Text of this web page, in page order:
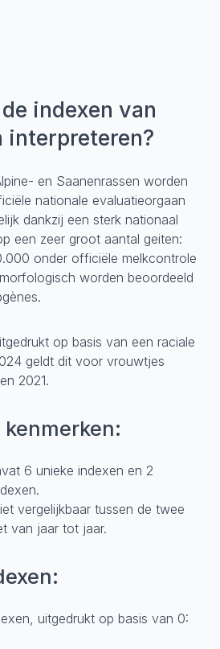
indexen van
interpreteren?
en Saanenrassen worden
nationale evaluatieorgaan
dankzij een sterk nationaal
een zeer groot aantal geiten:
onder officiële melkcontrole
worden beoordeeld
op basis van een raciale
geldt dit voor vrouwtjes
2021.
6 unieke indexen en 2
vergelijkbaar tussen de twee
van jaar tot jaar.
uitgedrukt op basis van 0: